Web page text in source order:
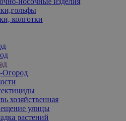
колготки
Огород
хозяйственная
улицы
растений